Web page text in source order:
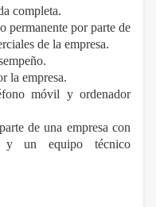
completa.
permanente por parte de
de la empresa.
la empresa.
móvil y ordenador
de una empresa con
y un equipo técnico